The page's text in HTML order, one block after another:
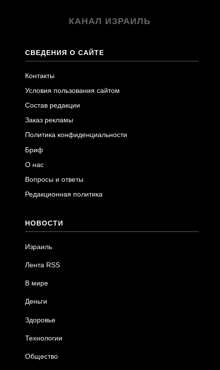
КАНАЛ ИЗРАИЛЬ
СВЕДЕНИЯ О САЙТЕ
Контакты
Условия пользования сайтом
Состав редакции
Заказ рекламы
Политика конфиденциальности
Бриф
О нас
Вопросы и ответы
Редакционная политика
НОВОСТИ
Израиль
Лента RSS
В мире
Деньги
Здоровье
Технологии
Общество